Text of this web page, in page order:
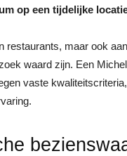
op een tijdelijke
restaurants, maar ook
waard zijn. Een
vaste